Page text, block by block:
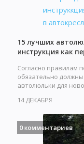
15 лучших
инструкция как
Согласно правилам
обязательно
автолюльки для
14 ДЕКАБРЯ
0 комментариев